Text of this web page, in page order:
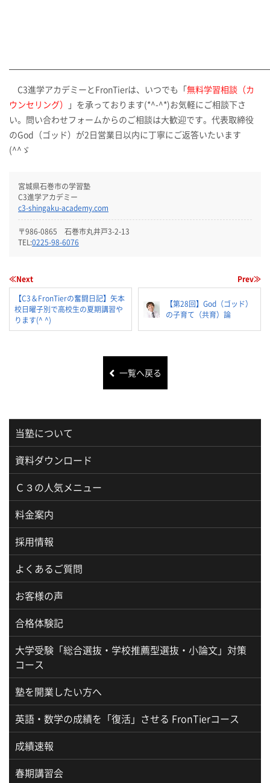
C3進学アカデミーとFronTierは、いつでも「無料学習相談（カ
ウンセリング）
」を承っております(*^-^*)お気軽にご相談下さ
い。問い合わせフォームからのご相談は大歓迎です。代表取締役
のGod（ゴッド）が2日営業日以内に丁寧にご返答いたいます
(^^ゞ
宮城県石巻市の学習塾
C3進学アカデミー
c3-shingaku-academy.com
〒986-0865 石巻市丸井戸3-2-13
TEL:0225-98-6076
≪Next
【C3＆FronTierの奮闘日記】矢本
校日曜子別で高校生の夏期講習や
ります(^ ^)
Prev≫
【第28回】God（ゴッド）
の子育て（共育）論
一覧へ戻る
当塾について
資料ダウンロード
Ｃ３の人気メニュー
料金案内
採用情報
よくあるご質問
お客様の声
合格体験記
大学受験「総合選抜・学校推薦型選抜・小論文」対策
コース
塾を開業したい方へ
英語・数学の成績を「復活」させる FronTierコース
成績速報
春期講習会